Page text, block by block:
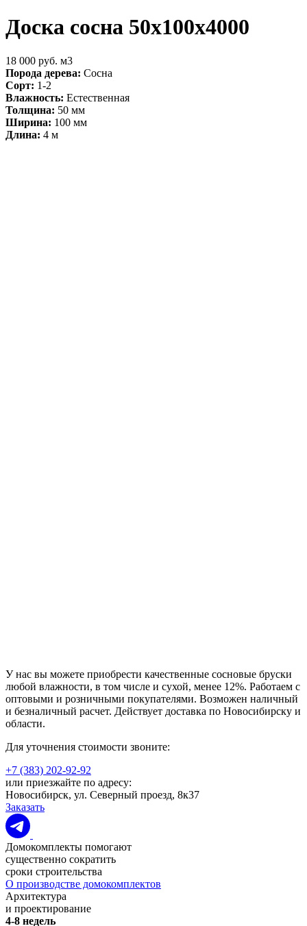
Доска сосна 50х100х4000
18 000 руб. м3
Порода дерева: Сосна
Сорт: 1-2
Влажность: Естественная
Толщина: 50 мм
Ширина: 100 мм
Длина: 4 м
У нас вы можете приобрести качественные сосновые бруски
любой влажности, в том числе и сухой, менее 12%. Работаем с
оптовыми и розничными покупателями. Возможен наличный
и безналичный расчет. Действует доставка по Новосибирску и
области.
Для уточнения стоимости звоните:
+7 (383) 202-92-92
или приезжайте по адресу:
Новосибирск, ул. Северный проезд, 8к37
Заказать
Домокомплекты помогают
существенно сократить
сроки строительства
О производстве домокомплектов
Архитектура
и проектирование
4-8 недель